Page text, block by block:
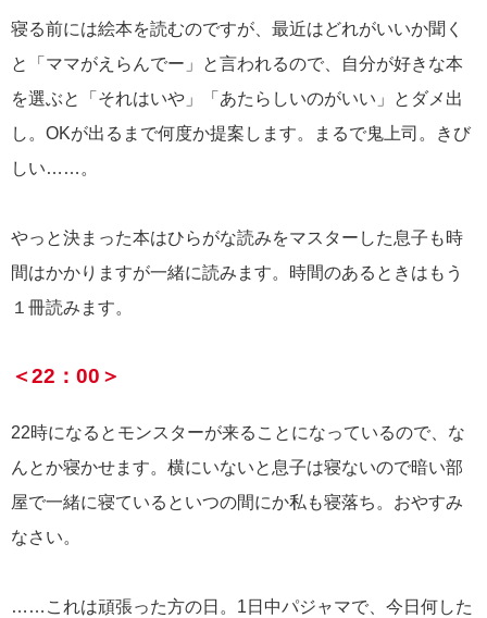
寝る前には絵本を読むのですが、最近はどれがいいか聞く
と「ママがえらんでー」と言われるので、自分が好きな本
を選ぶと「それはいや」「あたらしいのがいい」とダメ出
し。OKが出るまで何度か提案します。まるで鬼上司。きび
しい……。
やっと決まった本はひらがな読みをマスターした息子も時
間はかかりますが一緒に読みます。時間のあるときはもう
１冊読みます。
＜22：00＞
22時になるとモンスターが来ることになっているので、な
んとか寝かせます。横にいないと息子は寝ないので暗い部
屋で一緒に寝ているといつの間にか私も寝落ち。おやすみ
なさい。
……これは頑張った方の日。1日中パジャマで、今日何した